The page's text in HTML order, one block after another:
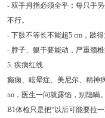
- 双手拇指必须全乎；每只手
不行。
- 下肢不等长不能超5 cm，跛
- 脖子、躯干要能动，严重颈
5. 疾病红线
癫痫、眩晕症、美尼尔、精
no，医生一问就露馅，别隐瞒。
B1体检只是把“以后可能要拉